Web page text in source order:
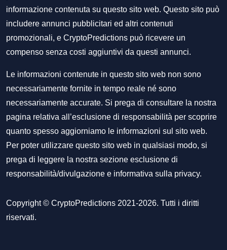
informazione contenuta su questo sito web. Questo sito può
includere annunci pubblicitari ed altri contenuti
promozionali, e CryptoPredictions può ricevere un
compenso senza costi aggiuntivi da questi annunci.
Le informazioni contenute in questo sito web non sono
necessariamente fornite in tempo reale né sono
necessariamente accurate. Si prega di consultare la nostra
pagina relativa all’esclusione di responsabilità per scoprire
quanto spesso aggiorniamo le informazioni sul sito web.
Per poter utilizzare questo sito web in qualsiasi modo, si
prega di leggere la nostra sezione esclusione di
responsabilità/divulgazione e informativa sulla privacy.
Copyright © CryptoPredictions 2021-2026. Tutti i diritti
riservati.